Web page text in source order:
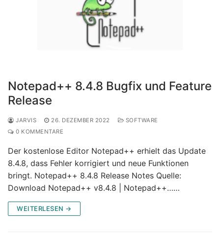
Notepad++ 8.4.8 Bugfix und Feature
Release
JARVIS 26. DEZEMBER 2022
SOFTWARE
0 KOMMENTARE
Der kostenlose Editor Notepad++ erhielt das Update
8.4.8, dass Fehler korrigiert und neue Funktionen
bringt. Notepad++ 8.4.8 Release Notes Quelle:
Download Notepad++ v8.4.8 | Notepad++……
WEITERLESEN →